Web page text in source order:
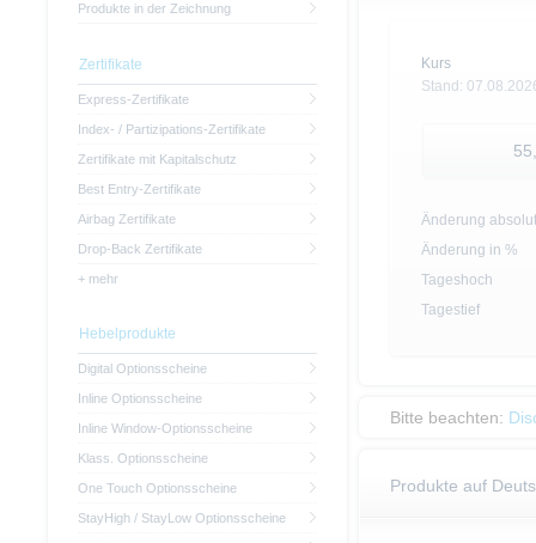
Kurs
Stand:
Änderung absolut
Änderung in %
Tageshoch
Tagestief
Bitte beachten:
Produkte auf
Produkte in der Zeichnung
Zertifikate
Express-Zertifikate
Index- / Partizipations-Zertifikate
Zertifikate mit Kapitalschutz
Best Entry-Zertifikate
Airbag Zertifikate
Drop-Back Zertifikate
+ mehr
Hebelprodukte
Digital Optionsscheine
Inline Optionsscheine
Inline Window-Optionsscheine
Klass. Optionsscheine
One Touch Optionsscheine
StayHigh / StayLow Optionsscheine